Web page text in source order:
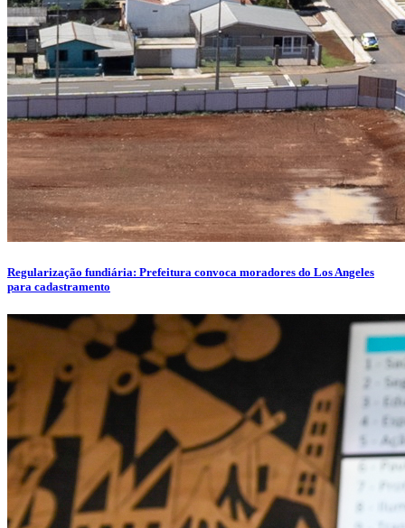
Regularização fundiária: Prefeitura convoca moradores do Los Angeles
para cadastramento